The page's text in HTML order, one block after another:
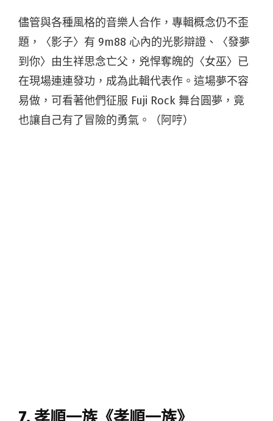
儘管與各種風格的音樂人合作，專輯概念仍不歪
題，〈影子〉有 9m88 心內的光影辯證、〈發夢
到你〉由生祥思念亡父，兇悍奪魄的〈女巫〉已
在現場連連發功，成為此輯代表作。這場夢不容
易做，可看著他們征服 Fuji Rock 舞台圓夢，竟
也讓自己有了冒險的勇氣。（阿哼）